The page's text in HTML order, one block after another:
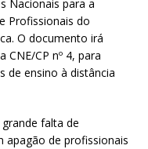
Nacionais para a
Profissionais do
O documento irá
CP nº 4, para
de ensino à distância
falta de
apagão de profissionais